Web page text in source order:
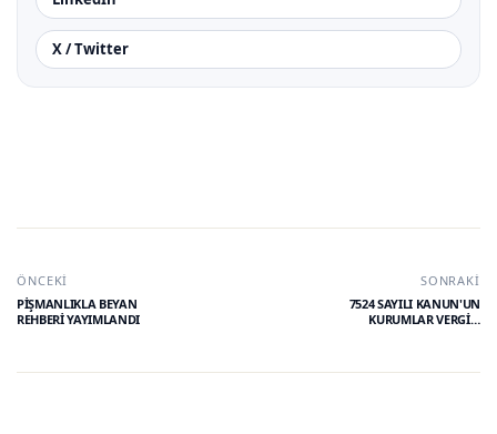
X / Twitter
ÖNCEKI
PİŞMANLIKLA BEYAN
REHBERİ YAYIMLANDI
SONRAKI
7524 SAYILI KANUN'UN
KURUMLAR VERGİSİ